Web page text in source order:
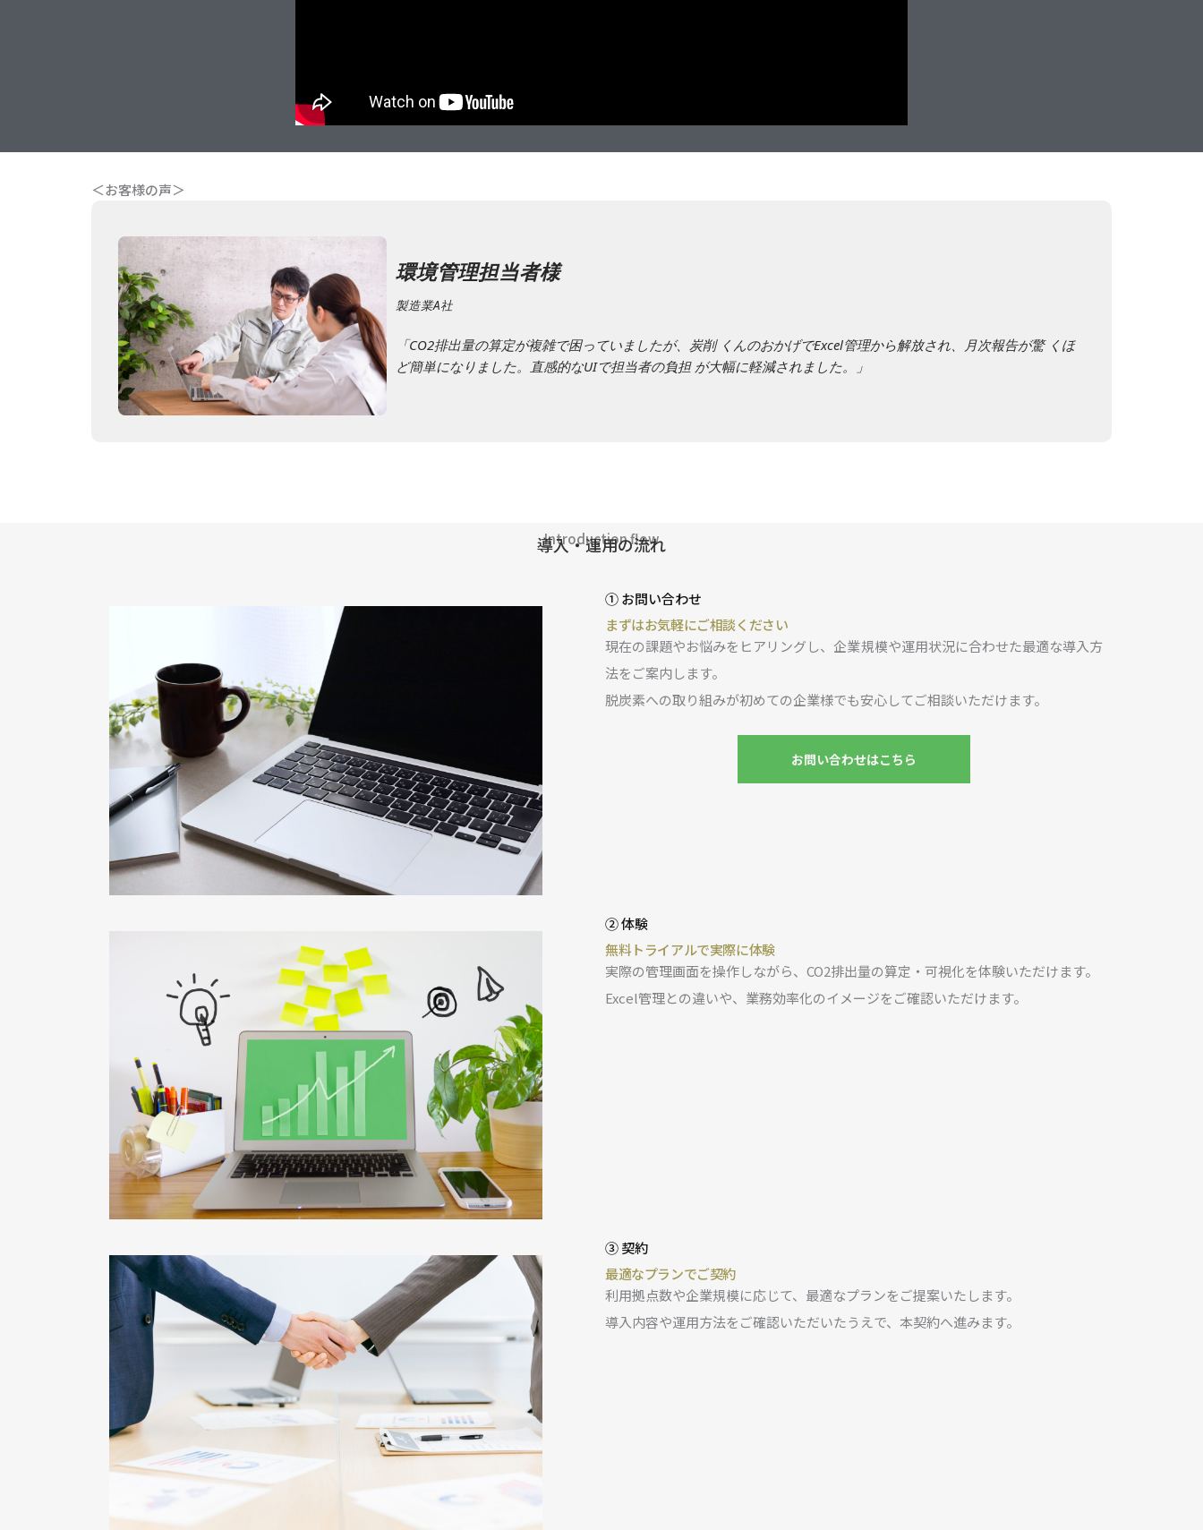
＜お客様の声＞
環境管理担当者様
製造業A社
「CO2排出量の算定が複雑で困っていましたが、炭削 くんのおかげでExcel管理から解放され、月次報告が驚 くほ
ど簡単になりました。直感的なUIで担当者の負担 が大幅に軽減されました。」
Introduction flow
導入・運用の流れ
① お問い合わせ
まずはお気軽にご相談ください
現在の課題やお悩みをヒアリングし、企業規模や運用状況に合わせた最適な導入方
法をご案内します。
脱炭素への取り組みが初めての企業様でも安心してご相談いただけます。
お問い合わせはこちら
② 体験
無料トライアルで実際に体験
実際の管理画面を操作しながら、CO2排出量の算定・可視化を体験いただけます。
Excel管理との違いや、業務効率化のイメージをご確認いただけます。
③ 契約
最適なプランでご契約
利用拠点数や企業規模に応じて、最適なプランをご提案いたします。
導入内容や運用方法をご確認いただいたうえで、本契約へ進みます。